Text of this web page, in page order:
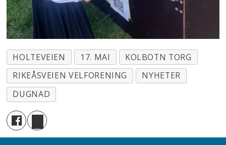
HOLTEVEIEN 17. MAI
KOLBOTN TORG
RIKEÅSVEIEN VELFORENING
NYHETER
DUGNAD